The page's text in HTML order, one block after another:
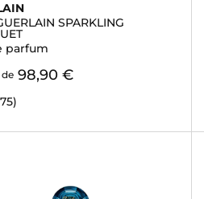
SPARKLING
parfum
98,90 €